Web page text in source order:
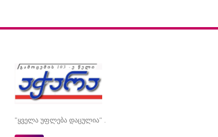
"ყველა უფლება დაცულია" .